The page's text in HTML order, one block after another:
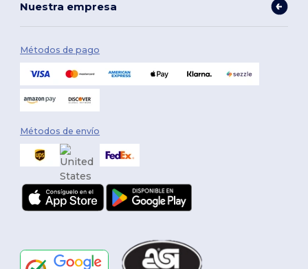
Nuestra empresa
Métodos de pago
Métodos de envío